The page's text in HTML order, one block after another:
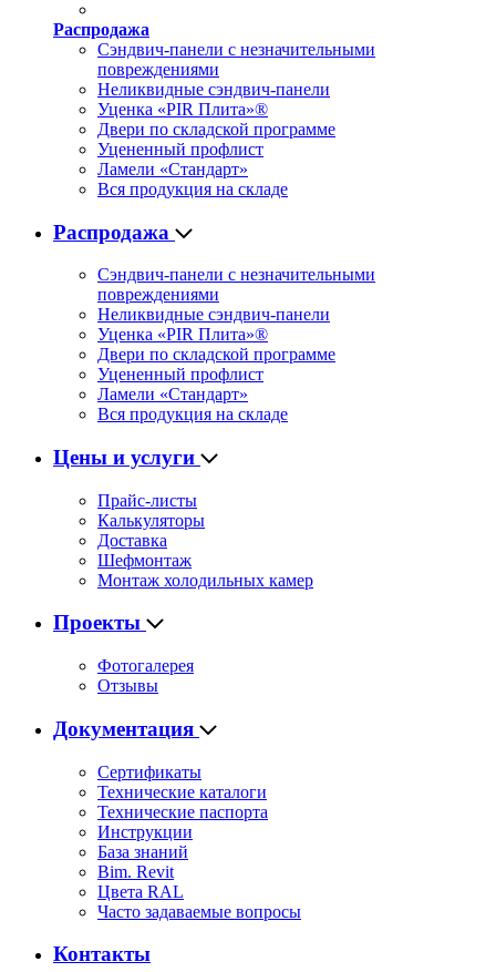
Распродажа
Сэндвич-панели с незначительными
повреждениями
Неликвидные сэндвич-панели
Уценка «PIR Плита»®
Двери по складской программе
Уцененный профлист
Ламели «Стандарт»
Вся продукция на складе
Распродажа
Сэндвич-панели с незначительными
повреждениями
Неликвидные сэндвич-панели
Уценка «PIR Плита»®
Двери по складской программе
Уцененный профлист
Ламели «Стандарт»
Вся продукция на складе
Цены и услуги
Прайс-листы
Калькуляторы
Доставка
Шефмонтаж
Монтаж холодильных камер
Проекты
Фотогалерея
Отзывы
Документация
Сертификаты
Технические каталоги
Технические паспорта
Инструкции
База знаний
Bim. Revit
Цвета RAL
Часто задаваемые вопросы
Контакты